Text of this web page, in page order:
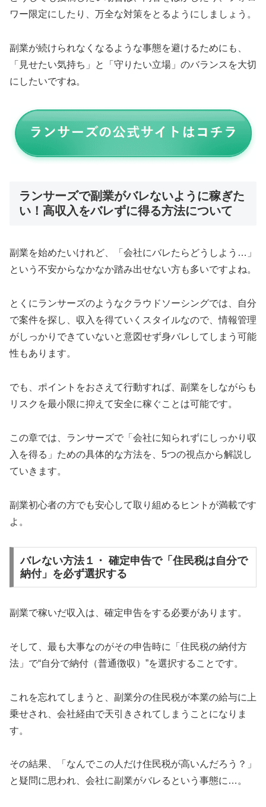
ワー限定にしたり、万全な対策をとるようにしましょう。
副業が続けられなくなるような事態を避けるためにも、
「見せたい気持ち」と「守りたい立場」のバランスを大切
にしたいですね。
ランサーズで副業がバレないように稼ぎた
い！高収入をバレずに得る方法について
副業を始めたいけれど、「会社にバレたらどうしよう…」
という不安からなかなか踏み出せない方も多いですよね。
とくにランサーズのようなクラウドソーシングでは、自分
で案件を探し、収入を得ていくスタイルなので、情報管理
がしっかりできていないと意図せず身バレしてしまう可能
性もあります。
でも、ポイントをおさえて行動すれば、副業をしながらも
リスクを最小限に抑えて安全に稼ぐことは可能です。
この章では、ランサーズで「会社に知られずにしっかり収
入を得る」ための具体的な方法を、5つの視点から解説し
ていきます。
副業初心者の方でも安心して取り組めるヒントが満載です
よ。
バレない方法１・ 確定申告で「住民税は自分で
納付」を必ず選択する
副業で稼いだ収入は、確定申告をする必要があります。
そして、最も大事なのがその申告時に「住民税の納付方
法」で“自分で納付（普通徴収）”を選択することです。
これを忘れてしまうと、副業分の住民税が本業の給与に上
乗せされ、会社経由で天引きされてしまうことになりま
す。
その結果、「なんでこの人だけ住民税が高いんだろう？」
と疑問に思われ、会社に副業がバレるという事態に…。